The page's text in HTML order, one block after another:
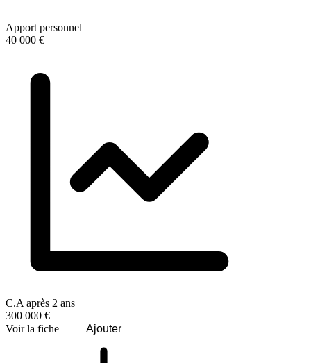
Apport personnel
40 000 €
C.A après 2 ans
300 000 €
Voir la fiche
Ajouter